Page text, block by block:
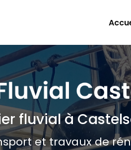
fluvialà
et travaux de